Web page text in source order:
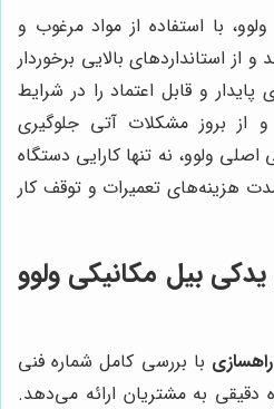
با استفاده از مواد مرغوب و
از استانداردهای بالایی برخوردار
و قابل اعتماد را در شرایط
از بروز مشکلات آتی جلوگیری
اصلی ولوو، نه تنها کارایی دستگاه
هزینه‌های تعمیرات و توقف کار
بیل مکانیکی ولوو
با بررسی کامل شماره فنی
به مشتریان ارائه می‌دهد.